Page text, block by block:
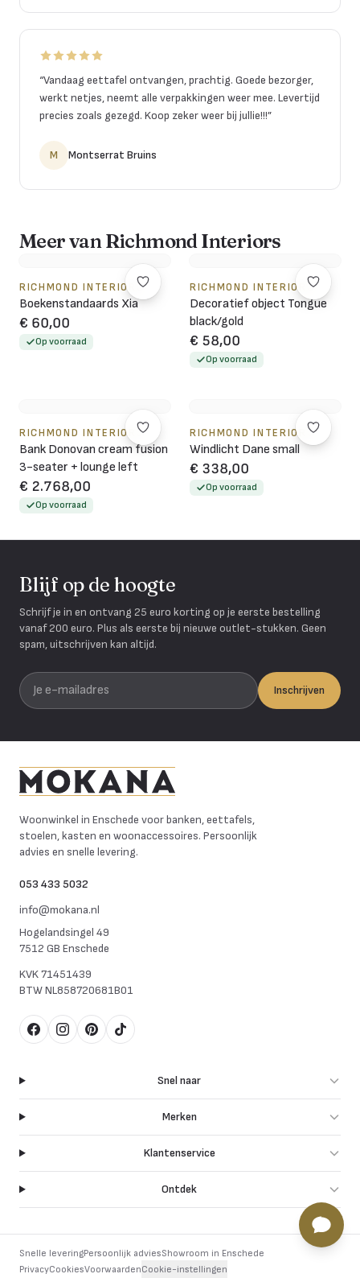
“Vandaag eettafel ontvangen, prachtig. Goede bezorger,
werkt netjes, neemt alle verpakkingen weer mee. Levertijd
precies zoals gezegd. Koop zeker weer bij jullie!!!”
M Montserrat Bruins
Meer van Richmond Interiors
RICHMOND INTERIORS
Boekenstandaards Xia
€ 60,00
Op voorraad
RICHMOND INTERIORS
Decoratief object Tongue
black/gold
€ 58,00
Op voorraad
RICHMOND INTERIORS
Bank Donovan cream fusion
3-seater + lounge left
€ 2.768,00
Op voorraad
RICHMOND INTERIORS
Windlicht Dane small
€ 338,00
Op voorraad
Blijf op de hoogte
Schrijf je in en ontvang 25 euro korting op je eerste bestelling
vanaf 200 euro. Plus als eerste bij nieuwe outlet-stukken. Geen
spam, uitschrijven kan altijd.
Je e-mailadres
Inschrijven
Woonwinkel in Enschede voor banken, eettafels,
stoelen, kasten en woonaccessoires. Persoonlijk
advies en snelle levering.
053 433 5032
info@mokana.nl
Hogelandsingel 49
7512 GB Enschede
KVK71451439
BTWNL858720681B01
FacebookInstagram
Pinterest
TikTok
Snel naar
Merken
Klantenservice
Ontdek
Snelle leveringPersoonlijk adviesShowroom in Enschede
PrivacyCookiesVoorwaardenCookie-instellingen